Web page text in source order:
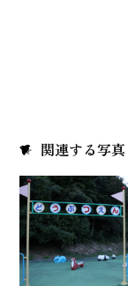
関連する写真